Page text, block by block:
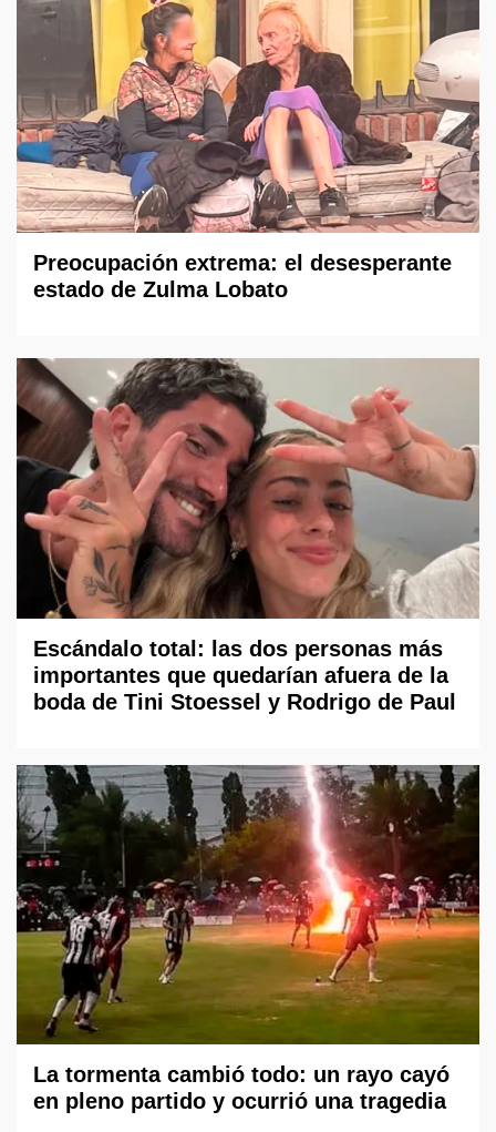
Preocupación extrema: el desesperante
estado de Zulma Lobato
Escándalo total: las dos personas más
importantes que quedarían afuera de la
boda de Tini Stoessel y Rodrigo de Paul
La tormenta cambió todo: un rayo cayó
en pleno partido y ocurrió una tragedia